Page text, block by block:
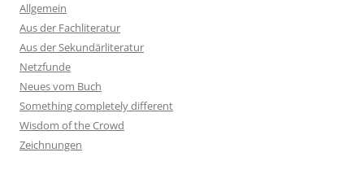
Allgemein
Aus der Fachliteratur
Aus der Sekundärliteratur
Netzfunde
Neues vom Buch
Something completely different
Wisdom of the Crowd
Zeichnungen